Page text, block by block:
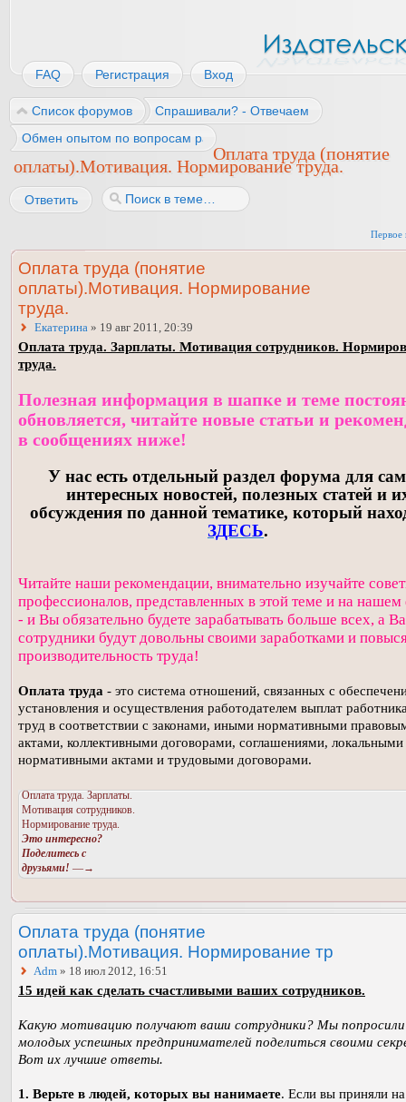
FAQ Регистрация Вход
Список форумов
Спрашивали? - Отвечаем
Обмен опытом по вопросам работы
Оплата труда (понятие
оплаты).Мотивация. Нормирование труда.
Ответить
Первое
Оплата труда (понятие
оплаты).Мотивация. Нормирование
труда.
Екатерина » 19 авг 2011, 20:39
Оплата труда. Зарплаты. Мотивация сотрудников.
труда.
Полезная информация в шапке и теме
обновляется, читайте новые статьи и
в сообщениях ниже!
У нас есть отдельный раздел форума для
интересных новостей, полезных статей и
обсуждения по данной тематике, который
ЗДЕСЬ.
Читайте наши рекомендации, внимательно изучайте
профессионалов, представленных в этой теме и на
- и Вы обязательно будете зарабатывать больше всех, а
сотрудники будут довольны своими заработками и
производительность труда!
Оплата труда - это система отношений, связанных с
установления и осуществления работодателем выплат
труд в соответствии с законами, иными нормативными
актами, коллективными договорами, соглашениями, локальными
нормативными актами и трудовыми договорами.
Оплата труда. Зарплаты.
Мотивация сотрудников.
Нормирование труда.
Это интересно?
Поделитесь с
друзьями! —→
Оплата труда (понятие
оплаты).Мотивация. Нормирование тр
Adm » 18 июл 2012, 16:51
15 идей как сделать счастливыми ваших сотрудников.
Какую мотивацию получают ваши сотрудники? Мы
молодых успешных предпринимателей поделиться своими
Вот их лучшие ответы.
1. Верьте в людей, которых вы нанимаете. Если вы приняли